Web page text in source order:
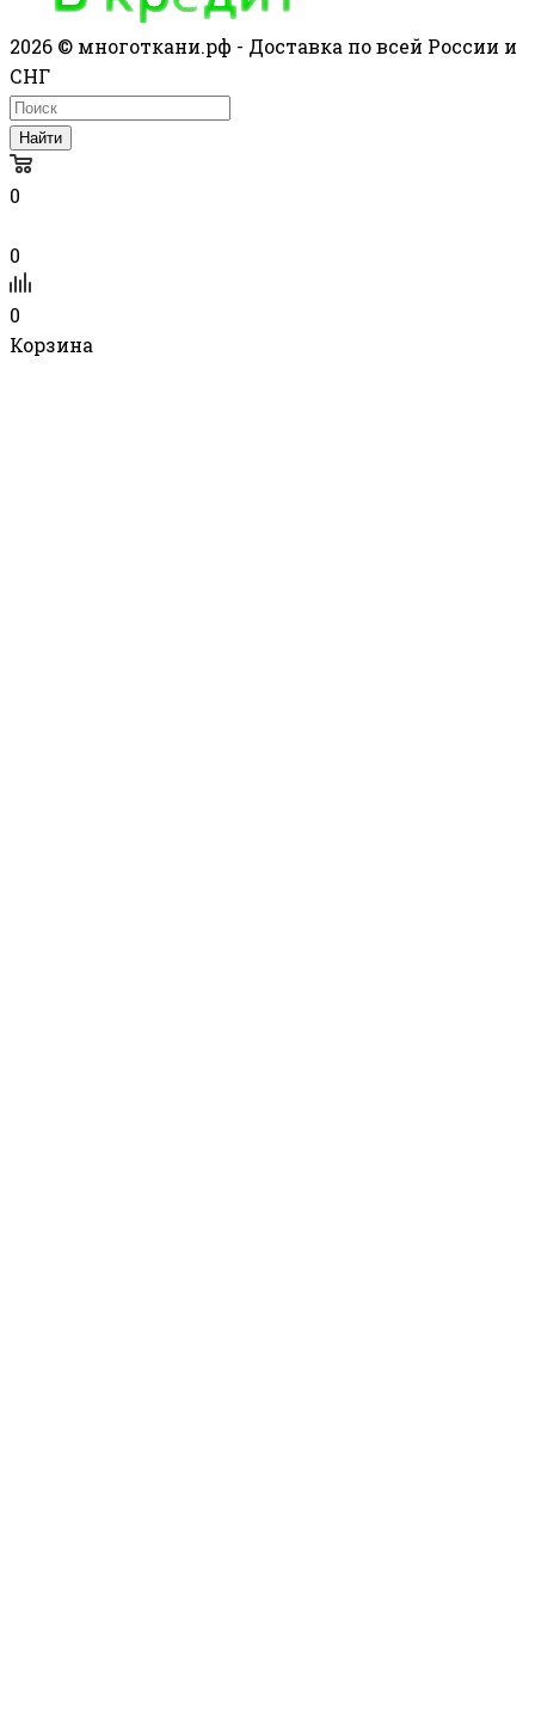
2026 © многоткани.рф - Доставка по всей России и
СНГ
Найти
0
0
0
Корзина